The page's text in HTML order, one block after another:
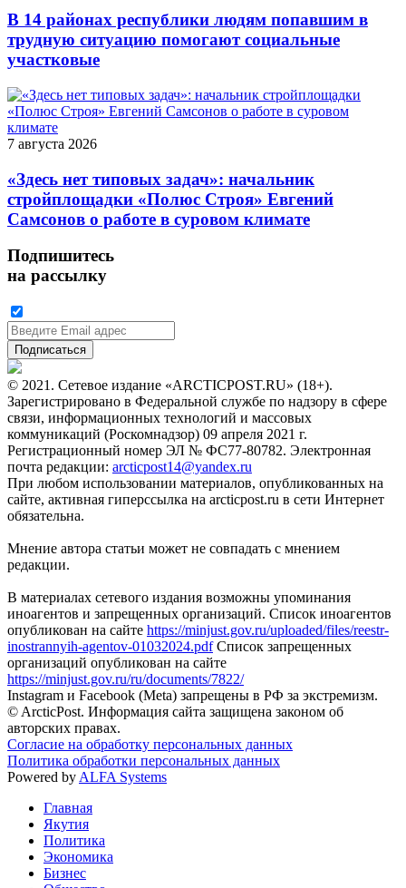
В 14 районах республики людям попавшим в
трудную ситуацию помогают социальные
участковые
7 августа 2026
«Здесь нет типовых задач»: начальник
стройплощадки «Полюс Строя» Евгений
Самсонов о работе в суровом климате
Подпишитесь
на рассылку
© 2021. Сетевое издание «ARCTICPOST.RU» (18+).
Зарегистрировано в Федеральной службе по надзору в сфере
связи, информационных технологий и массовых
коммуникаций (Роскомнадзор) 09 апреля 2021 г.
Регистрационный номер ЭЛ № ФС77-80782. Электронная
почта редакции: arcticpost14@yandex.ru
При любом использовании материалов, опубликованных на
сайте, активная гиперссылка на arcticpost.ru в сети Интернет
обязательна.
Мнение автора статьи может не совпадать с мнением
редакции.
В материалах сетевого издания возможны упоминания
иноагентов и запрещенных организаций. Список иноагентов
опубликован на сайте https://minjust.gov.ru/uploaded/files/reestr-
inostrannyih-agentov-01032024.pdfСписок запрещенных
организаций опубликован на сайте
https://minjust.gov.ru/ru/documents/7822/
Instagram и Facebook (Metа) запрещены в РФ за экстремизм.
© ArcticPost. Информация сайта защищена законом об
авторских правах.
Согласие на обработку персональных данных
Политика обработки персональных данных
Powered by ALFA Systems
Главная
Якутия
Политика
Экономика
Бизнес